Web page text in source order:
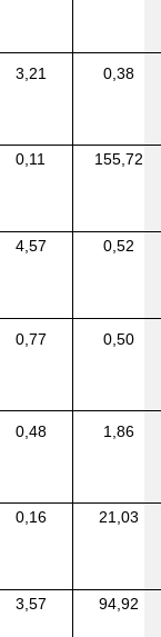
3,21 0,38
0,11 155,72
4,57 0,52
0,77 0,50
0,48 1,86
0,16 21,03
3,57 94,92